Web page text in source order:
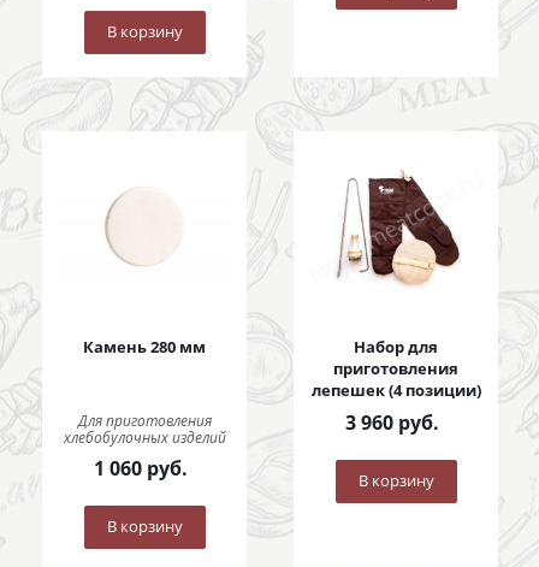
В корзину
Камень 280 мм
Для приготовления
хлебобулочных изделий
1 060руб.
В корзину
Набор для
приготовления
лепешек (4 позиции)
3 960руб.
В корзину